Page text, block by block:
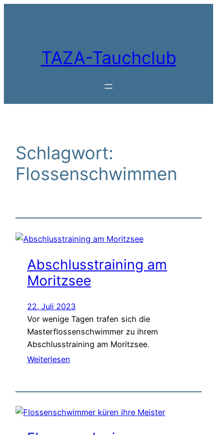
TAZA-Tauchclub
Schlagwort:
Flossenschwimmen
Abschlusstraining am
Moritzsee
22. Juli 2023
Vor wenige Tagen trafen sich die
Masterflossenschwimmer zu ihrem
Abschlusstraining am Moritzsee.
Weiterlesen